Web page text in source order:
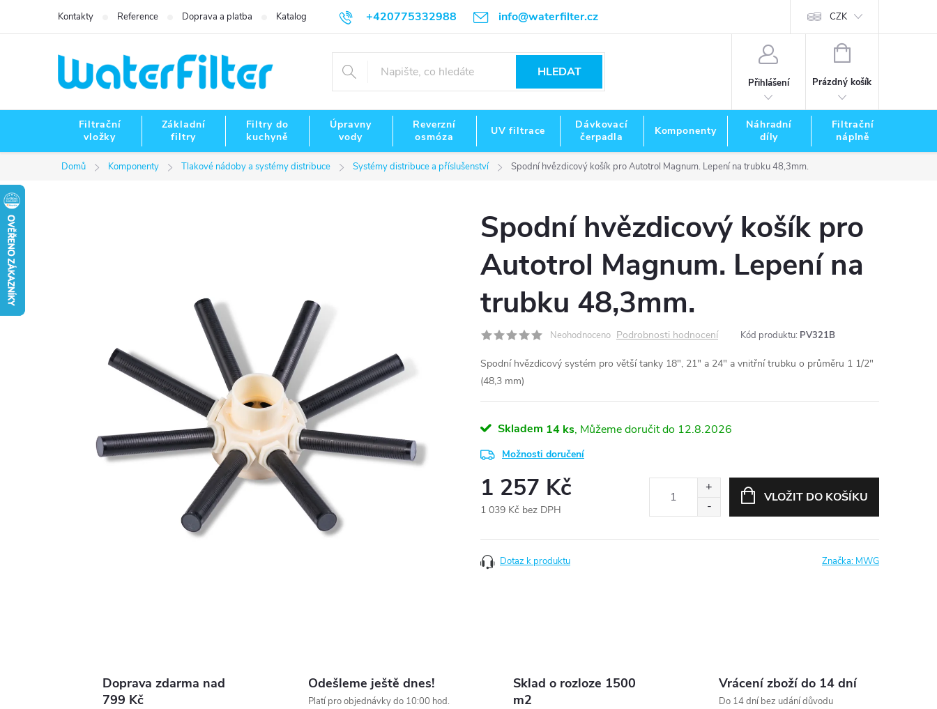
+420775332988 info@waterfilter.cz
Kontakty Reference Doprava a platba Katalog CZK
HLEDAT
Přihlášení
NÁKUPNÍ
Prázdný košík
Filtrační
vložky
Základní
filtry
Filtry do
kuchyně
Úpravny
vody
Reverzní
osmóza
UV filtrace
Dávkovací
čerpadla
Komponenty
Náhradní
díly
Filtrační
náplně
Domů Komponenty Tlakové nádoby a systémy distribuce Systémy distribuce a příslušenství Spodní hvězdicový košík pro Autotrol Magnum. Lepení na trubku 48,3mm.
Spodní hvězdicový košík pro
Autotrol Magnum. Lepení na
trubku 48,3mm.
Neohodnoceno Podrobnosti hodnocení Kód produktu: PV321B
Spodní hvězdicový systém pro větší tanky 18", 21" a 24" a vnitřní trubku o průměru 1 1/2"
(48,3 mm)
Skladem 14 ks 12.8.2026
Možnosti doručení
1 257 Kč
1 039 Kč bez DPH
cena:
VLOŽIT DO KOŠÍKU
Dotaz k produktu Značka: MWG
Doprava zdarma nad
799 Kč
Odešleme ještě dnes!
Platí pro objednávky do 10:00 hod.
Sklad o rozloze 1500
m2
Vrácení zboží do 14 dní
Do 14 dní bez udání důvodu